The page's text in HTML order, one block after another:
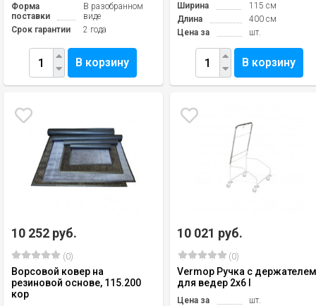
Форма
поставки
В разобранном
виде
Срок гарантии
2 года
В корзину
Ширина
115 см
Длина
400 см
Цена за
шт.
В корзину
10 252 руб.
(0)
Ворсовой ковер на
резиновой основе, 115.200
кор
10 021 руб.
(0)
Vermop Ручка с
для ведер 2x6 l
Цена за
шт.